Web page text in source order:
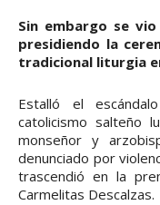
Sin embargo se
presidiendo la
tradicional liturgia
Estalló el
catolicismo salteño
monseñor y
denunciado por
trascendió en la
Carmelitas Descalzas.